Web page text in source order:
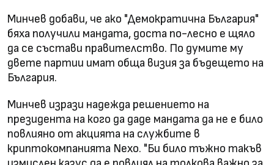
Минчев добави, че ако "Демократична България"
бяха получили мандата, доста по-лесно е щяло
да се състави правителство. По думите му
двете партии имат обща визия за бъдещето на
България.
Минчев изрази надежда решението на
президента на кого да даде мандата да не е било
повлияно от акцията на службите в
криптокомпанията Nexo. "Би било тъжно такъв